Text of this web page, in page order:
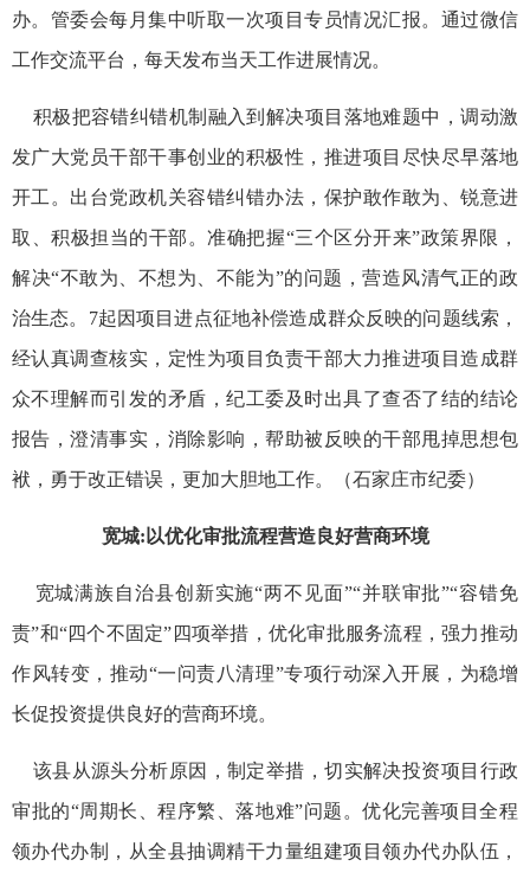
办。管委会每月集中听取一次项目专员情况汇报。通过微信
工作交流平台，每天发布当天工作进展情况。
积极把容错纠错机制融入到解决项目落地难题中，调动激
发广大党员干部干事创业的积极性，推进项目尽快尽早落地
开工。出台党政机关容错纠错办法，保护敢作敢为、锐意进
取、积极担当的干部。准确把握“三个区分开来”政策界限，
解决“不敢为、不想为、不能为”的问题，营造风清气正的政
治生态。7起因项目进点征地补偿造成群众反映的问题线索，
经认真调查核实，定性为项目负责干部大力推进项目造成群
众不理解而引发的矛盾，纪工委及时出具了查否了结的结论
报告，澄清事实，消除影响，帮助被反映的干部甩掉思想包
袱，勇于改正错误，更加大胆地工作。（石家庄市纪委）
宽城:以优化审批流程营造良好营商环境
宽城满族自治县创新实施“两不见面”“并联审批”“容错免
责”和“四个不固定”四项举措，优化审批服务流程，强力推动
作风转变，推动“一问责八清理”专项行动深入开展，为稳增
长促投资提供良好的营商环境。
该县从源头分析原因，制定举措，切实解决投资项目行政
审批的“周期长、程序繁、落地难”问题。优化完善项目全程
领办代办制，从全县抽调精干力量组建项目领办代办队伍，